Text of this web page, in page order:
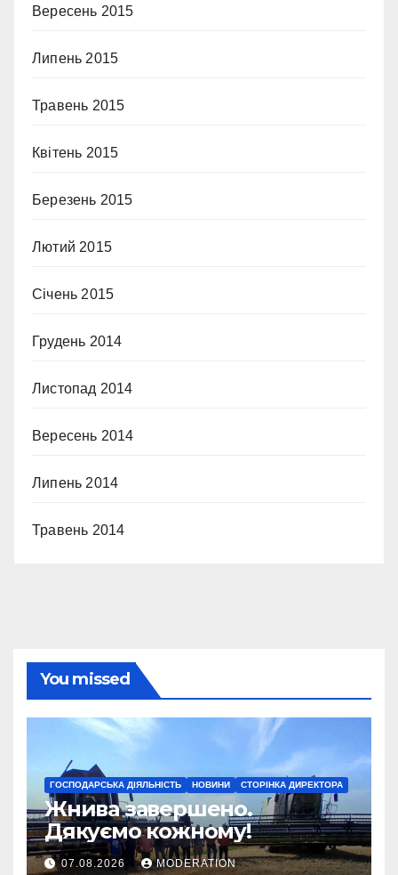
Вересень 2015
Липень 2015
Травень 2015
Квітень 2015
Березень 2015
Лютий 2015
Січень 2015
Грудень 2014
Листопад 2014
Вересень 2014
Липень 2014
Травень 2014
You missed
ГОСПОДАРСЬКА ДІЯЛЬНІСТЬ НОВИНИ СТОРІНКА ДИРЕКТОРА
Жнива завершено.
Дякуємо кожному!
07.08.2026 MODERATION